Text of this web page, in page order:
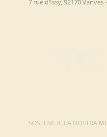
7 rue d'Issy, 92170 Vanves
SOSTENETE LA NOSTRA